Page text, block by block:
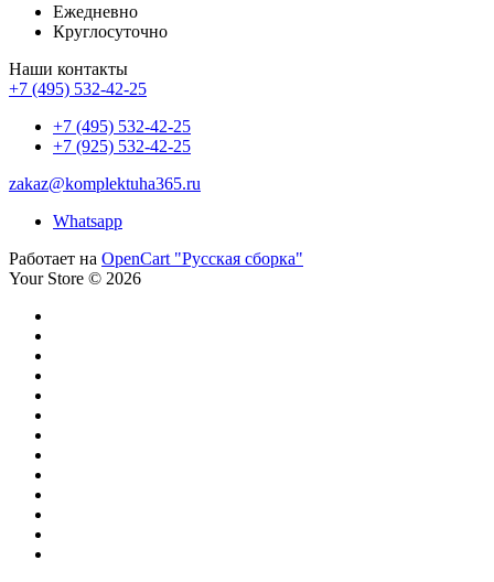
Ежедневно
Круглосуточно
Наши контакты
+7 (495) 532-42-25
+7 (495) 532-42-25
+7 (925) 532-42-25
zakaz@komplektuha365.ru
Whatsapp
Работает на OpenCart "Русская сборка"
Your Store © 2026